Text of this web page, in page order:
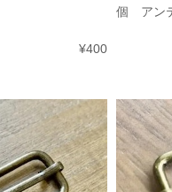
¥400
個 アン